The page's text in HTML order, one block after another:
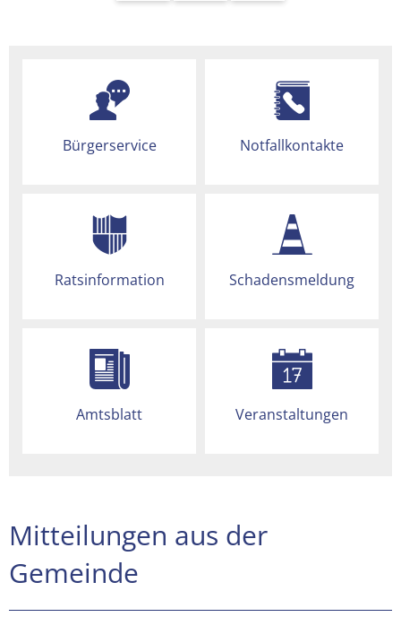
Bürgerservice Notfallkontakte
Ratsinformation Schadensmeldung
Amtsblatt Veranstaltungen
Mitteilungen aus der
Gemeinde